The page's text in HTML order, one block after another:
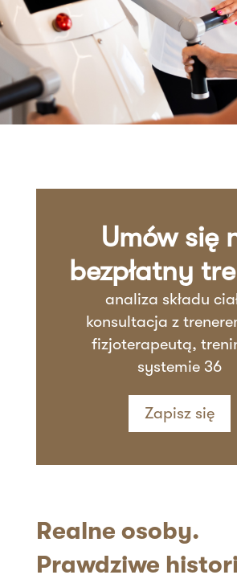
Umów się
bezpłatny
analiza składu
konsultacja z
fizjoterapeutą,
systemie 36
Zapisz się
Realne osoby.
Prawdziwe